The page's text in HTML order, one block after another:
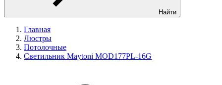
Найти
Главная
Люстры
Потолочные
Светильник Maytoni MOD177PL-16G